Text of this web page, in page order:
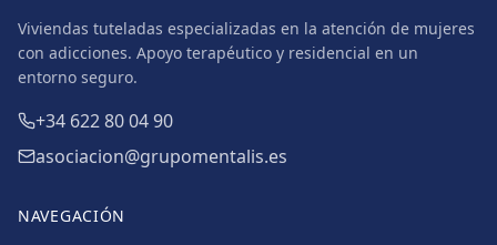
Viviendas tuteladas especializadas en la atención de mujeres
con adicciones. Apoyo terapéutico y residencial en un
entorno seguro.
+34 622 80 04 90
asociacion@grupomentalis.es
NAVEGACIÓN